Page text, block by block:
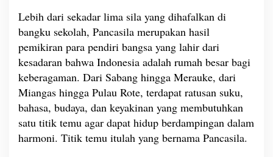
n
n
a
P
e
d
o
m
a
n
Lebih dari sekadar lima sila yang dihafalkan di
bangku sekolah, Pancasila merupakan hasil
pemikiran para pendiri bangsa yang lahir dari
kesadaran bahwa Indonesia adalah rumah besar bagi
keberagaman. Dari Sabang hingga Merauke, dari
Miangas hingga Pulau Rote, terdapat ratusan suku,
bahasa, budaya, dan keyakinan yang membutuhkan
satu titik temu agar dapat hidup berdampingan dalam
harmoni. Titik temu itulah yang bernama Pancasila.